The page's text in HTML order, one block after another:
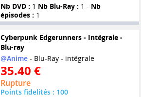
Nb DVD : 1 Nb Blu-Ray : 1 - Nb
épisodes : 1
Cyberpunk Edgerunners - Intégrale -
Blu-ray
@Anime- Blu-Ray - intégrale
35.40 €
Rupture
Points fidelités : 100